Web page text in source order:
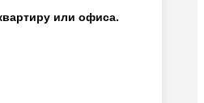
или офиса.